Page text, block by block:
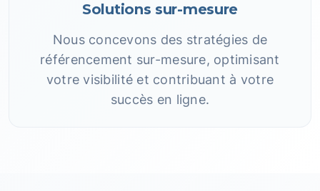
Solutions sur-mesure
Nous concevons des stratégies de
référencement sur-mesure, optimisant
votre visibilité et contribuant à votre
succès en ligne.